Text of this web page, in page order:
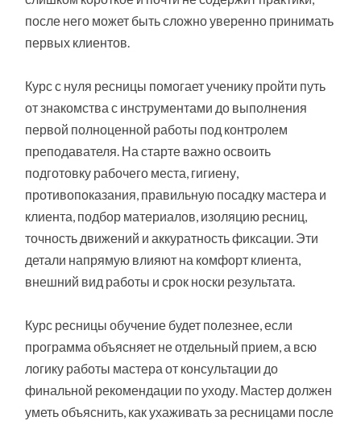
после него может быть сложно уверенно принимать
первых клиентов.
Курс с нуля ресницы помогает ученику пройти путь
от знакомства с инструментами до выполнения
первой полноценной работы под контролем
преподавателя. На старте важно освоить
подготовку рабочего места, гигиену,
противопоказания, правильную посадку мастера и
клиента, подбор материалов, изоляцию ресниц,
точность движений и аккуратность фиксации. Эти
детали напрямую влияют на комфорт клиента,
внешний вид работы и срок носки результата.
Курс ресницы обучение будет полезнее, если
программа объясняет не отдельный прием, а всю
логику работы мастера от консультации до
финальной рекомендации по уходу. Мастер должен
уметь объяснить, как ухаживать за ресницами после